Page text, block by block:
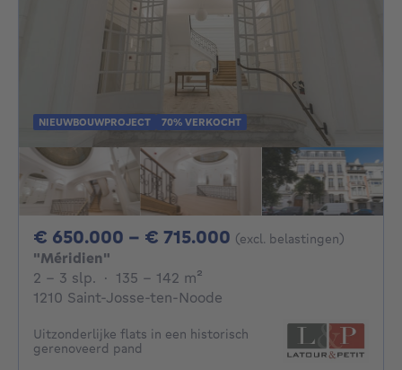
NIEUWBOUWPROJECT 70% VERKOCHT
€ 650.000 - € 715.000 Van 650000€ Tot
(excl. belastingen)
"Méridien"
2 - 3 Slaapkamers
2 - 3 slp. · 135 - 142 m²
1210 Saint-Josse-ten-Noode
Uitzonderlijke flats in een historisch
gerenoveerd pand